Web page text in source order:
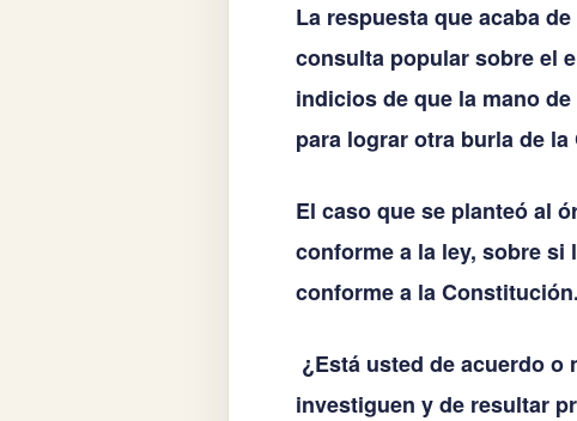
La respuesta que acaba
consulta popular sobre el
indicios de que la mano
para lograr otra burla de
El caso que se planteó al
conforme a la ley, sobre si
conforme a la
¿Está usted de acuerdo o
investiguen y de resultar